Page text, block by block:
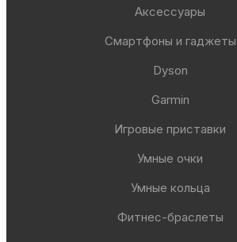
Аксессуары
Смартфоны и гаджеты
Dyson
Garmin
Игровые приставки
Умные очки
Умные кольца
Фитнес-браслеты